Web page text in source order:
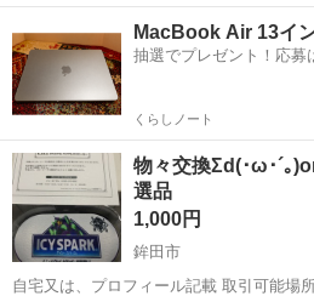
造 2009年 CD、MD 再生可能 FMラ
オ ループアンテナ必要の為未確認 録音
に伴う...
オーディ
MacBook Air 13イ
抽選でプレゼント！応募
くらしノート
物々交換Σd(･ω･´｡
選品
1,000円
鉾田市
自宅又は、プロフィール記載 取引可能場